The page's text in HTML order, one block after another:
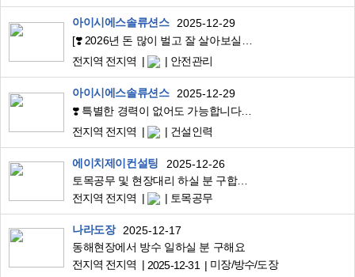
아이시에스솔류션스
2025-12-29
[❣️ 2026년 돈 많이 벌고 잘 살아보실분 연락 주세요[초보가능]
전지역 전지역
안전관리
아이시에스솔류션스
2025-12-29
❣️ 특별한 경력이 없어도 가능합니다. [초보환영]
전지역 전지역
건설인력
에이치제이컨설팅
2025-12-26
토목공무 및 현장대리 하실 분 구합니다.
전지역 전지역
토목공무
나라도장
2025-12-17
동해현장에서 방수 일하실 분 구해요
전지역 전지역
2025-12-31 미장/방수/도장